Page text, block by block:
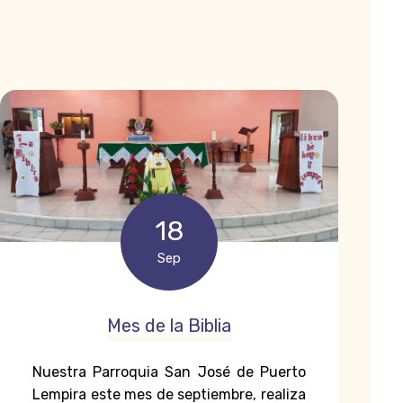
18
Sep
Mes de la Biblia
Nuestra Parroquia San José de Puerto
Lempira este mes de septiembre, realiza